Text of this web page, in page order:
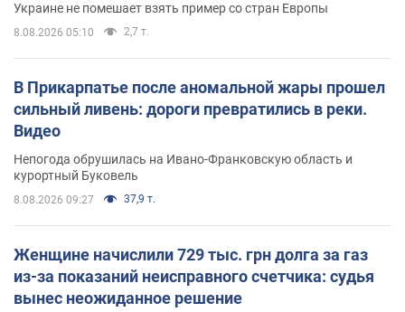
Украине не помешает взять пример со стран Европы
8.08.2026 05:10 2,7 т.
В Прикарпатье после аномальной жары прошел
сильный ливень: дороги превратились в реки.
Видео
Непогода обрушилась на Ивано-Франковскую область и
курортный Буковель
8.08.2026 09:27 37,9 т.
Женщине начислили 729 тыс. грн долга за газ
из-за показаний неисправного счетчика: судья
вынес неожиданное решение